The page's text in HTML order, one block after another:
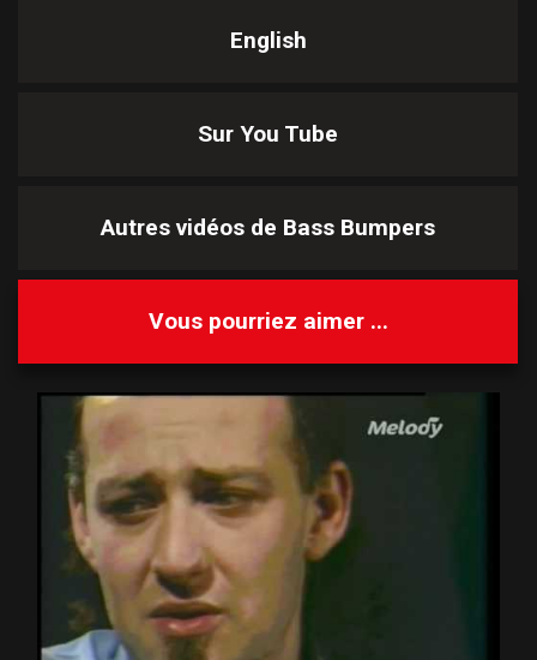
English
Sur You Tube
Autres vidéos de Bass Bumpers
Vous pourriez aimer ...